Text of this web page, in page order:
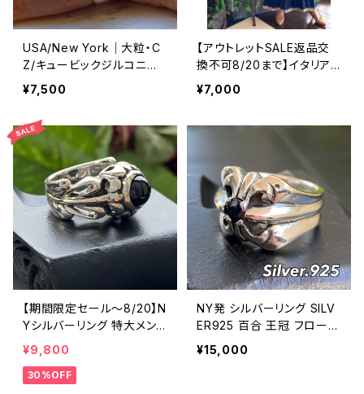
USA/New York｜大粒・C
Z/キュービックジルコニア
アンティークデザイン｜ゴッ
ドリング｜クリア＆シルバー
＆ゴールド
¥7,500
【アウトレットSALE返品交
換不可8/20まで】イタリア
製マキシワンピース イン
ポート ロングワンピース ロ
ー
¥7,000
【期間限定セール～8/20】N
Yシルバーリング 特大メン
ズリング SILVER925 フェザ
ーリング ナバホ族 インディ
アンジュエリー 太め 指輪
¥9,800
30%OFF
NY発 シルバーリング SILV
ER925 百合 王冠 フローラ
ルリング ブラックストーン
指輪
¥15,000